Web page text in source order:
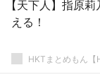
【天下人】指原
える！
HKTまとめもん【